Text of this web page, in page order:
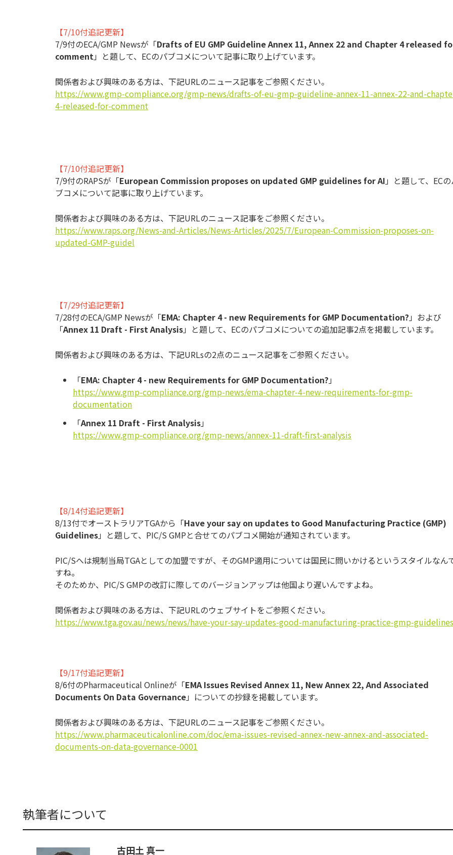
【7/10付追記更新】
7/9付のECA/GMP Newsが「Drafts of EU GMP Guideline Annex 11, Annex 22 and Chapter 4 released
comment」と題して、ECのパブコメについて記事に取り上げています。
関係者および興味のある方は、下記URLのニュース記事をご参照ください。
https://www.gmp-compliance.org/gmp-news/drafts-of-eu-gmp-guideline-annex-11-annex-22-and-
4-released-for-comment
【7/10付追記更新】
7/9付のRAPSが「European Commission proposes on updated GMP guidelines for AI 」と題して、EC
ブコメについて記事に取り上げています。
関係者および興味のある方は、下記URLのニュース記事をご参照ください。
https://www.raps.org/News-and-Articles/News-Articles/2025/7/European-Commission-proposes-on-
updated-GMP-guidel
【7/29付追記更新】
7/28付のECA/GMP Newsが「EMA: Chapter 4 - new Requirements for GMP Documentation? 」および
「Annex 11 Draft - First Analysis」と題して、ECのパブコメについての追加記事2点を掲載しています。
関係者および興味のある方は、下記URLsの2点のニュース記事をご参照ください。
「EMA: Chapter 4 - new Requirements for GMP Documentation? 」
https://www.gmp-compliance.org/gmp-news/ema-chapter-4-new-requirements-for-gmp-
documentation
「Annex 11 Draft - First Analysis」
https://www.gmp-compliance.org/gmp-news/annex-11-draft-first-analysis
【8/14付追記更新】
8/13付でオーストラリアTGAから「Have your say on updates to Good Manufacturing Practice (GMP)
Guidelines」と題して、PIC/S GMPと合せてのパブコメ開始が通知されています。
PIC/Sへは規制当局TGAとしての加盟ですが、そのGMP適用については国民に問いかけるというスタイルなん
すね。
そのためか、PIC/S GMPの改訂に際してのバージョンアップは他国より遅いんですよね。
関係者および興味のある方は、下記URLのウェブサイトをご参照ください。
https://www.tga.gov.au/news/news/have-your-say-updates-good-manufacturing-practice-gmp-guidelines
【9/17付追記更新】
8/6付のPharmaceutical Onlineが「EMA Issues Revised Annex 11, New Annex 22, And Associated
Documents On Data Governance」についての抄録を掲載しています。
関係者および興味のある方は、下記URLのニュース記事をご参照ください。
https://www.pharmaceuticalonline.com/doc/ema-issues-revised-annex-new-annex-and-associated-
documents-on-data-governance-0001
執筆者について
古田土 真一